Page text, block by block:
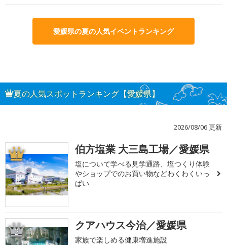
愛媛県の夏の人気イベントランキング
夏の人気スポットランキング【愛媛県】
2026/08/06 更新
1 伯方塩業 大三島工場／愛媛県
塩について学べる見学通路、塩つくり体験
やショップでのお買い物などわくわくいっ
ぱい
2 クアハウス今治／愛媛県
家族で楽しめる健康増進施設